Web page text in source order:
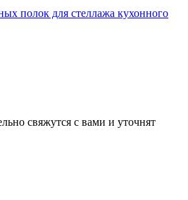
полок для стеллажа кухонного
свяжутся с вами и уточнят